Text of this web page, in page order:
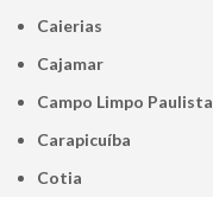
Caierias
Cajamar
Campo Limpo Paulista
Carapicuíba
Cotia